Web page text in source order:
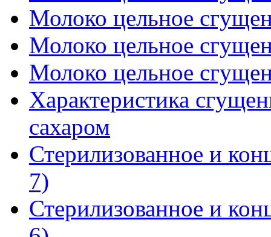
Молоко цельное
Молоко цельное
Молоко цельное
Характеристика
сахаром
Стерилизованное и
7)
Стерилизованное и